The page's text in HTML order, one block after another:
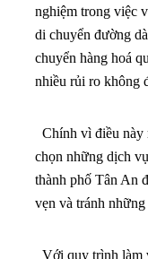
nghiệm trong việc
di chuyển đường
chuyển hàng hoá
nhiều rủi ro không
Chính vì điều này
chọn những dịch
thành phố Tân An
vẹn và tránh
Với quy trình làm